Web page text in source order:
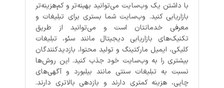
با داشتن یک وب‌سایت می‌توانید بهینه‌تر و کم‌هزینه‌تر
بازاریابی کنید. وب‌سایت شما بستری برای تبلیغات و
معرفی خدماتتان است و می‌توانید از طریق
تکنیک‌های بازاریابی دیجیتال مانند سئو، تبلیغات
کلیکی، ایمیل مارکتینگ و تولید محتوا، بازدیدکنندگان
بیشتری را به وب‌سایت خود جذب کنید. این روش‌ها
نسبت به تبلیغات سنتی مانند بیلبورد و آگهی‌های
چاپی، هزینه کمتری دارند و بازدهی بالاتری دارند.